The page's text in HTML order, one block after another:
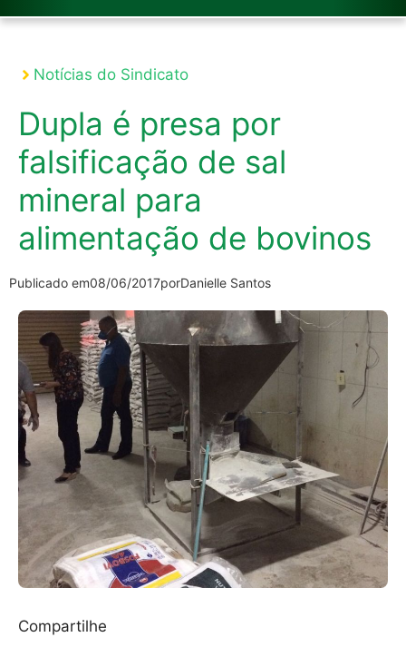
Notícias do Sindicato
Dupla é presa por
falsificação de sal
mineral para
alimentação de bovinos
Publicado em08/06/2017porDanielle Santos
Compartilhe